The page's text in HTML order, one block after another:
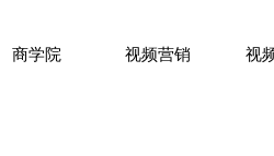
商学院 视频营销 视